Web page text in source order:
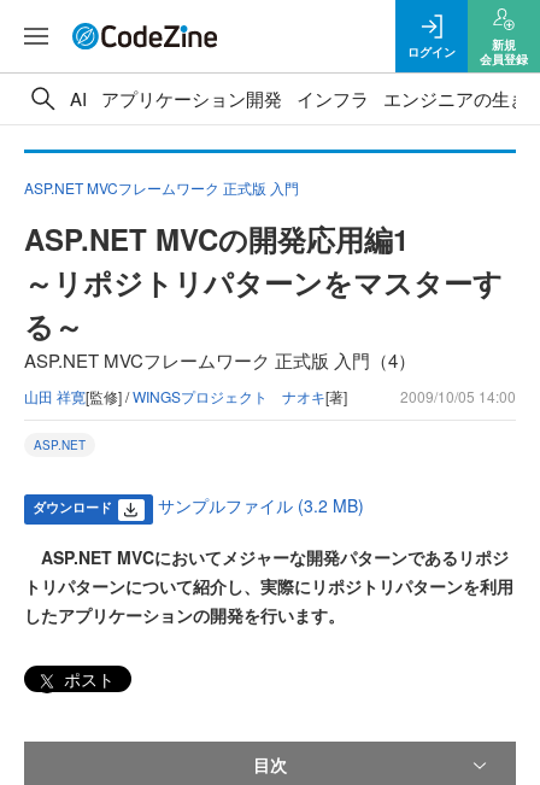
ログイン
新規
会員登録
AI アプリケーション開発 インフラ エンジニアの生き
ASP.NET MVCフレームワーク 正式版 入門
ASP.NET MVCの開発応用編1
～リポジトリパターンをマスターす
る～
ASP.NET MVCフレームワーク 正式版 入門（4）
山田 祥寛[監修] /WINGSプロジェクト ナオキ[著] 2009/10/05 14:00
ASP.NET
ダウンロード サンプルファイル (3.2 MB)
ASP.NET MVCにおいてメジャーな開発パターンであるリポジ
トリパターンについて紹介し、実際にリポジトリパターンを利用
したアプリケーションの開発を行います。
ポスト
目次